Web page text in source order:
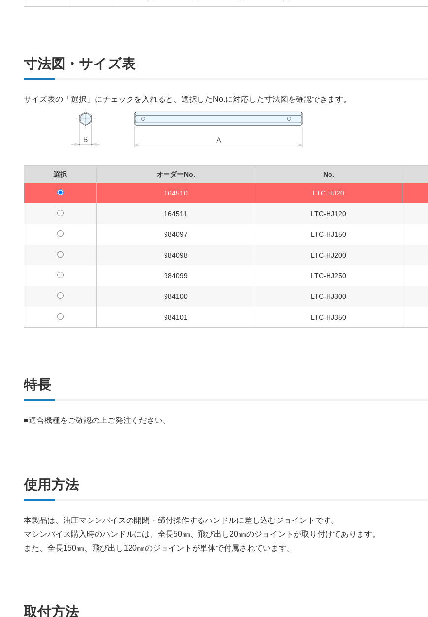
寸法図・サイズ表
サイズ表の「選択」にチェックを入れると、選択したNo.に対応した寸法図を確認できます。
選択 オーダーNo. No.
164510 LTC-HJ20
164511 LTC-HJ120
984097 LTC-HJ150
984098 LTC-HJ200
984099 LTC-HJ250
984100 LTC-HJ300
984101 LTC-HJ350
特長
■適合機種をご確認の上ご発注ください。
使用方法
本製品は、油圧マシンバイスの開閉・締付操作するハンドルに差し込むジョイントです。
マシンバイス購入時のハンドルには、全長50㎜、飛び出し20㎜のジョイントが取り付けてあります。
また、全長150㎜、飛び出し120㎜のジョイントが単体で付属されています。
取付方法